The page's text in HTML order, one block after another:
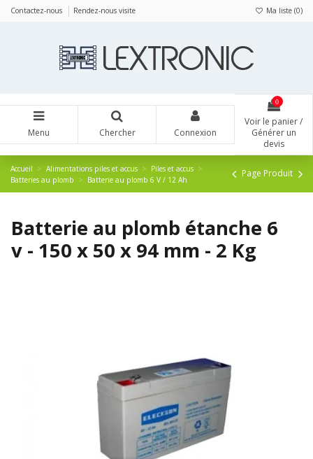
Contactez-nous Rendez-nous visite Ma liste (0)
Menu Chercher Connexion
0
Voir le panier /
Générer un
devis
Accueil Alimentations piles et accus
Piles et accus
Batteries au plomb
Batterie au plomb 6 V / 12 Ah
Page Produit
Batterie au plomb étanche 6
v - 150 x 50 x 94 mm - 2 Kg
Panneau de gestion des cookies